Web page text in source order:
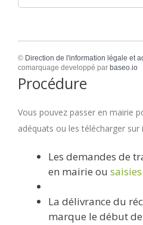
© Direction de l'information légale et
comarquage developpé par baseo.io
Procédure
Vous pouvez passer en mairie
adéquats ou les télécharger sur
Les demandes de
en mairie ou
La délivrance du
marque le début